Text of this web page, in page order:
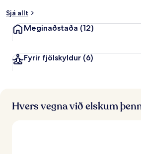
Sjá allt
Meginaðstaða (12)
Fyrir fjölskyldur (6)
Hvers vegna við elskum